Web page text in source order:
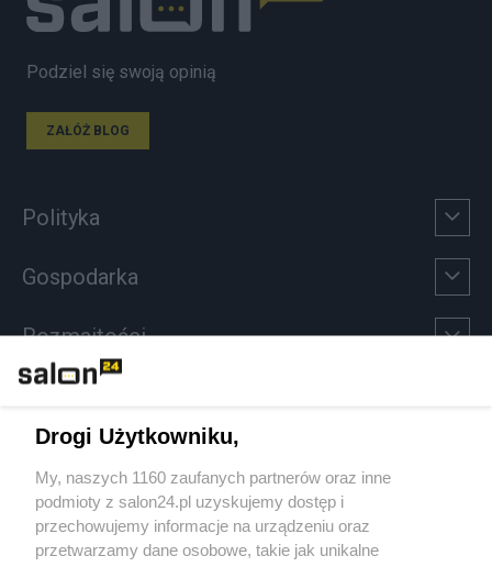
Podziel się swoją opinią
ZAŁÓŻ BLOG
Polityka
Gospodarka
Rozmaitości
Sport
Społeczeństwo
Drogi Użytkowniku,
My, naszych 1160 zaufanych partnerów oraz inne
podmioty z salon24.pl uzyskujemy dostęp i
przechowujemy informacje na urządzeniu oraz
przetwarzamy dane osobowe, takie jak unikalne